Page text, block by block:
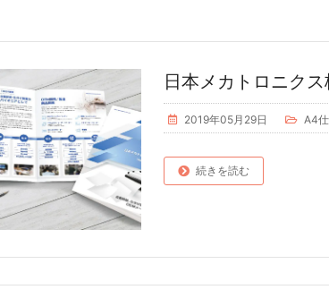
日本メカトロニク
2019年05月29日 A4
続きを読む